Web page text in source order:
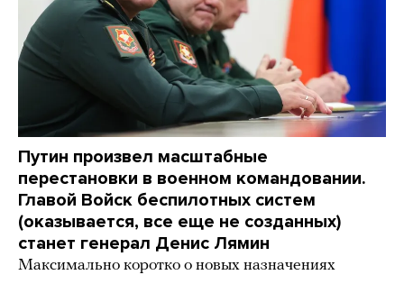
Путин произвел масштабные
перестановки в военном командовании.
Главой Войск беспилотных систем
(оказывается, все еще не созданных)
станет генерал Денис Лямин
Максимально коротко о новых назначениях